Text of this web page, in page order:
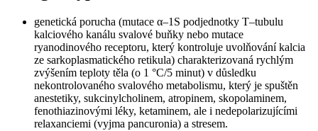
genetická porucha (mutace α–1S podjednotky T–tubulu
kalciového kanálu svalové buňky nebo mutace
ryanodinového receptoru, který kontroluje uvolňování kalcia
ze sarkoplasmatického retikula) charakterizovaná rychlým
zvýšením teploty těla (o 1 °C/5 minut) v důsledku
nekontrolovaného svalového metabolismu, který je spuštěn
anestetiky, sukcinylcholinem, atropinem, skopolaminem,
fenothiazinovými léky, ketaminem, ale i nedepolarizujícími
relaxanciemi (vyjma pancuronia) a stresem.